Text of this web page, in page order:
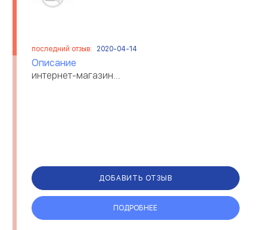
последний отзыв: 2020-04-14
Описание
интернет-магазин...
ДОБАВИТЬ ОТЗЫВ
ПОДРОБНЕЕ